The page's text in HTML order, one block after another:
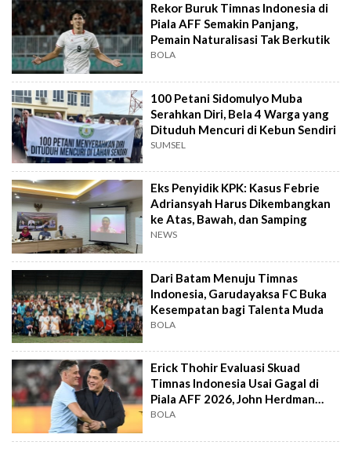
Rekor Buruk Timnas Indonesia di
Piala AFF Semakin Panjang,
Pemain Naturalisasi Tak Berkutik
BOLA
100 Petani Sidomulyo Muba
Serahkan Diri, Bela 4 Warga yang
Dituduh Mencuri di Kebun Sendiri
SUMSEL
Eks Penyidik KPK: Kasus Febrie
Adriansyah Harus Dikembangkan
ke Atas, Bawah, dan Samping
NEWS
Dari Batam Menuju Timnas
Indonesia, Garudayaksa FC Buka
Kesempatan bagi Talenta Muda
BOLA
Erick Thohir Evaluasi Skuad
Timnas Indonesia Usai Gagal di
Piala AFF 2026, John Herdman
Out?
BOLA